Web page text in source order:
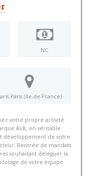
NC
Paris (Ile-de-France)
votre propre activité
ALB, en véritable
développement de votre
Rentrée de mandats
souhaitant déléguer la
de votre équipe